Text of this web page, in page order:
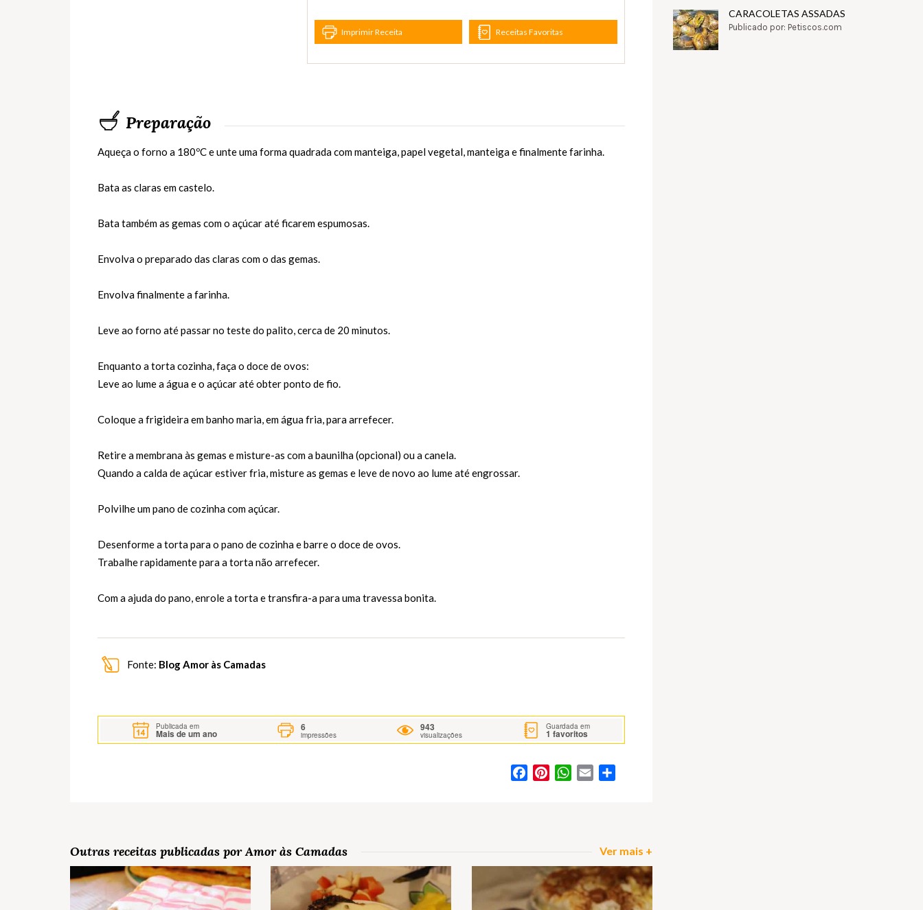
Imprimir Receita Receitas Favoritas
Preparação
Aqueça o forno a 180ºC e unte uma forma quadrada com manteiga, papel vegetal, manteiga e finalmente farinha.
Bata as claras em castelo.
Bata também as gemas com o açúcar até ficarem espumosas.
Envolva o preparado das claras com o das gemas.
Envolva finalmente a farinha.
Leve ao forno até passar no teste do palito, cerca de 20 minutos.
Enquanto a torta cozinha, faça o doce de ovos:
Leve ao lume a água e o açúcar até obter ponto de fio.
Coloque a frigideira em banho maria, em água fria, para arrefecer.
Retire a membrana às gemas e misture-as com a baunilha (opcional) ou a canela.
Quando a calda de açúcar estiver fria, misture as gemas e leve de novo ao lume até engrossar.
Polvilhe um pano de cozinha com açúcar.
Desenforme a torta para o pano de cozinha e barre o doce de ovos.
Trabalhe rapidamente para a torta não arrefecer.
Com a ajuda do pano, enrole a torta e transfira-a para uma travessa bonita.
Fonte: Blog Amor às Camadas
Publicada em
Mais de um ano
6
impressões
943
visualizações
Guardada em
1 favoritos
FacebookPinterestWhatsApp
Email
Outras receitas publicadas por Amor às Camadas Ver mais +
CARACOLETAS ASSADAS
Publicado por: Petiscos.com